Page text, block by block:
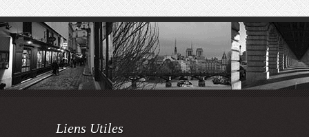
Liens Utiles